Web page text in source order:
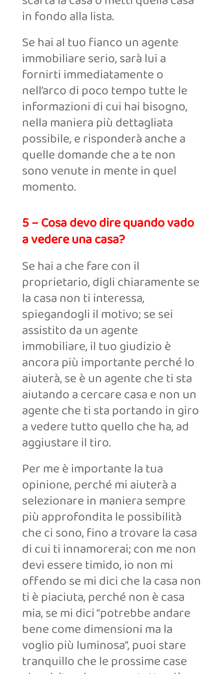
in fondo alla lista.
Se hai al tuo fianco un agente
immobiliare serio, sarà lui a
fornirti immediatamente o
nell’arco di poco tempo tutte le
informazioni di cui hai bisogno,
nella maniera più dettagliata
possibile, e risponderà anche a
quelle domande che a te non
sono venute in mente in quel
momento.
5 – Cosa devo dire quando vado
a vedere una casa?
Se hai a che fare con il
proprietario, digli chiaramente se
la casa non ti interessa,
spiegandogli il motivo; se sei
assistito da un agente
immobiliare, il tuo giudizio è
ancora più importante perché lo
aiuterà, se è un agente che ti sta
aiutando a cercare casa e non un
agente che ti sta portando in giro
a vedere tutto quello che ha, ad
aggiustare il tiro.
Per me è importante la tua
opinione, perché mi aiuterà a
selezionare in maniera sempre
più approfondita le possibilità
che ci sono, fino a trovare la casa
di cui ti innamorerai; con me non
devi essere timido, io non mi
offendo se mi dici che la casa non
ti è piaciuta, perché non è casa
mia, se mi dici “potrebbe andare
bene come dimensioni ma la
voglio più luminosa”, puoi stare
tranquillo che le prossime case